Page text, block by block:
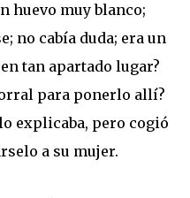
huevo muy blanco;
no cabía duda; era un
tan apartado lugar?
para ponerlo allí?
explicaba, pero cogió
a su mujer.